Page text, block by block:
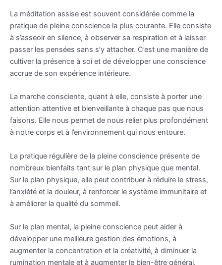
La méditation assise est souvent considérée comme la
pratique de pleine conscience la plus courante. Elle consiste
à s’asseoir en silence, à observer sa respiration et à laisser
passer les pensées sans s’y attacher. C’est une manière de
cultiver la présence à soi et de développer une conscience
accrue de son expérience intérieure.
La marche consciente, quant à elle, consiste à porter une
attention attentive et bienveillante à chaque pas que nous
faisons. Elle nous permet de nous relier plus profondément
à notre corps et à l’environnement qui nous entoure.
La pratique régulière de la pleine conscience présente de
nombreux bienfaits tant sur le plan physique que mental.
Sur le plan physique, elle peut contribuer à réduire le stress,
l’anxiété et la douleur, à renforcer le système immunitaire et
à améliorer la qualité du sommeil.
Sur le plan mental, la pleine conscience peut aider à
développer une meilleure gestion des émotions, à
augmenter la concentration et la créativité, à diminuer la
rumination mentale et à augmenter le bien-être général.